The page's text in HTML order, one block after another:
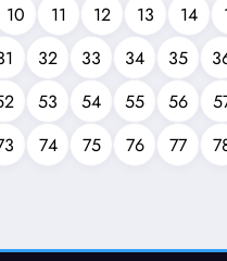
10 11 12 13 14
32 33 34 35
53 54 55 56
74 75 76 77